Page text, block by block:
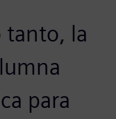
tanto, la
para